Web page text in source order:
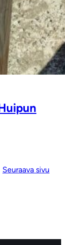
Seuraava sivu